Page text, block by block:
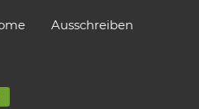
Ausschreiben